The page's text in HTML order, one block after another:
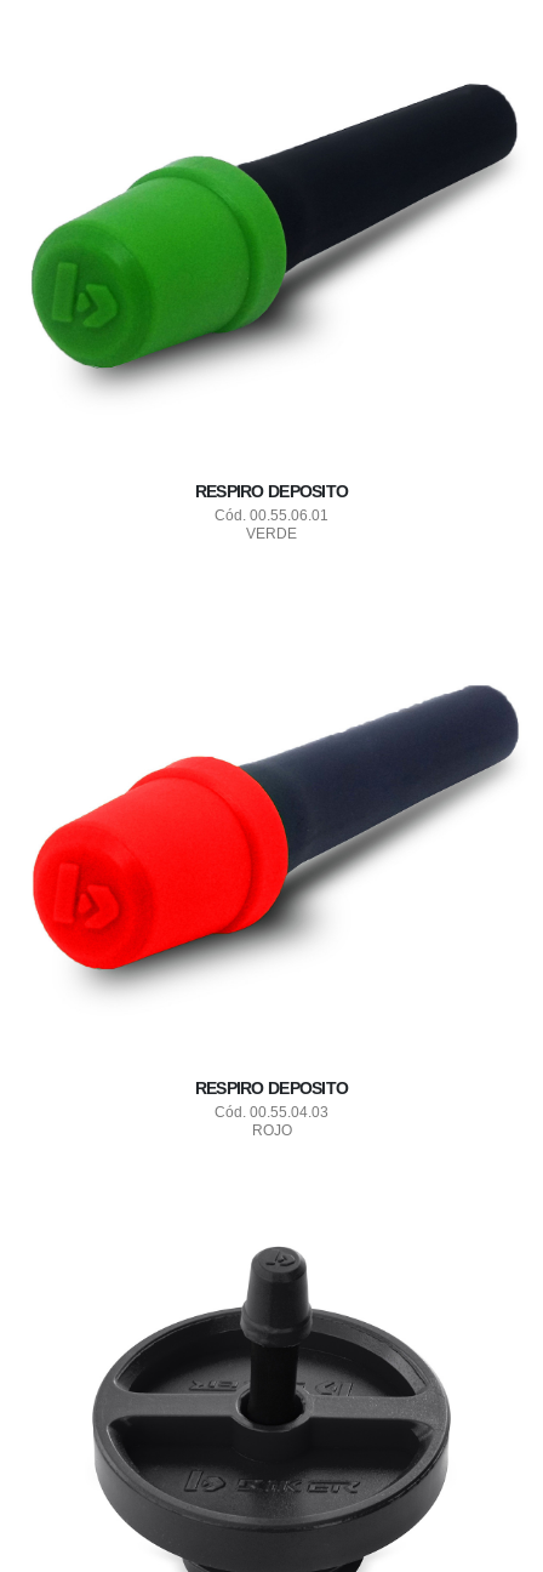
RESPIRO DEPOSITO
Cód. 00.55.06.01
VERDE
RESPIRO DEPOSITO
Cód. 00.55.04.03
ROJO